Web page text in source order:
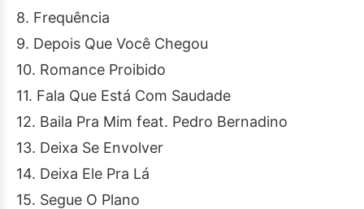
8. Frequência
9. Depois Que Você Chegou
10. Romance Proibido
11. Fala Que Está Com Saudade
12. Baila Pra Mim feat. Pedro Bernadino
13. Deixa Se Envolver
14. Deixa Ele Pra Lá
15. Segue O Plano